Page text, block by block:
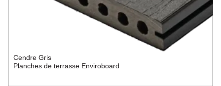
Cendre Gris
Planches de terrasse Enviroboard